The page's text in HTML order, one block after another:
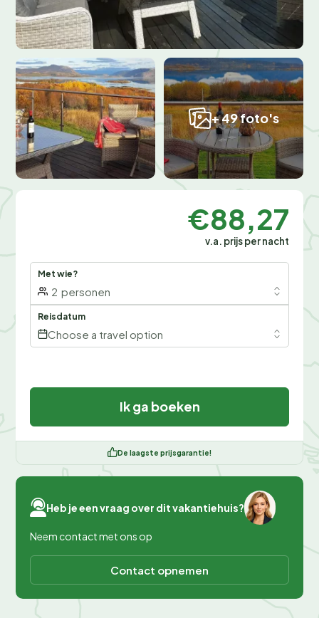
+ 49 foto's
€88,27
v.a. prijs per nacht
Met wie?
2 personen
Reisdatum
Choose a travel option
Ik ga boeken
De laagste prijsgarantie!
Heb je een vraag over dit vakantiehuis?
Neem contact met ons op
Contact opnemen